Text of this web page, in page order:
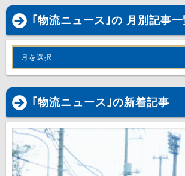
｢物流ニュース｣の 月別記事一
月を選択
｢ 物流ニュース｣の新着記事